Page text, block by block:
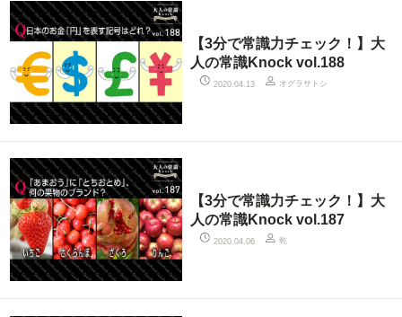
【3分で常識力チェック！】大
人の常識Knock vol.188
2020.04.13 オグラサトシ
【3分で常識力チェック！】大
人の常識Knock vol.187
2020.04.06 乾